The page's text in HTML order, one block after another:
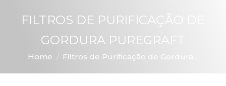
FILTROS DE PURIFICAÇÃO DE
GORDURA PUREGRAFT
You are here:
Home Filtros de Purificação de Gordura…